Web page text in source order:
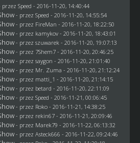
przez Speed - 2016-11-20, 14:40:44
- przez Speed - 2016-11-20, 14:55:54
- przez FireMan - 2016-11-20, 18:22:50
- przez kamykov- 2016-11-20, 18:43:01
- przez szuwarek - 2016-11-20, 19:07:13
- przez 7Shem7- 2016-11-20, 20:46:25
- przez saygon - 2016-11-20, 21:01:40
- przez Mr. Zuma - 2016-11-20, 21:12:24
- przez matti_1 - 2016-11-20, 21:14:15
- przez betard - 2016-11-20, 22:11:09
- przez Speed - 2016-11-21, 00:06:45
- przez Roko- 2016-11-21, 14:38:25
- przez rekin67- 2016-11-21, 20:09:46
- przez Marek79 - 2016-11-22, 06:13:32
- przez Asteck666 - 2016-11-22, 09:24:46